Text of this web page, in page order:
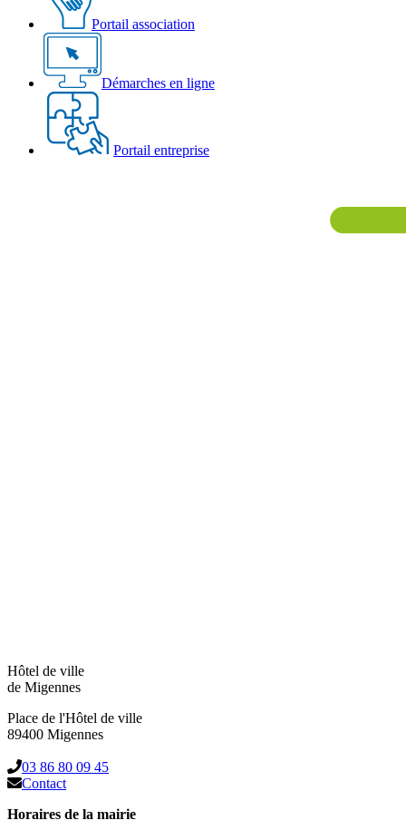
Portail association
Démarches en ligne
Portail entreprise
Hôtel de ville
de Migennes
Place de l'Hôtel de ville
89400 Migennes
03 86 80 09 45
Contact
Horaires de la mairie